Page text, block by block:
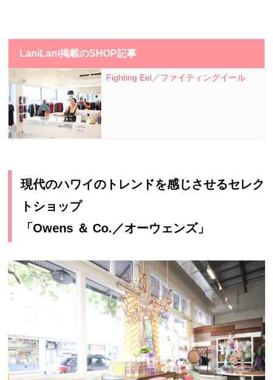
LaniLani掲載のSHOP記事
Fighting Eel／ファイティングイール
現代のハワイのトレンドを感じさせるセレク
トショップ
「Owens ＆ Co.／オーウェンズ」